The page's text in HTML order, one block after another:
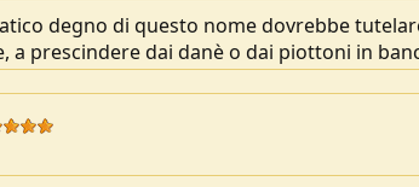
degno di questo nome dovrebbe
a prescindere dai danè o dai piottoni in